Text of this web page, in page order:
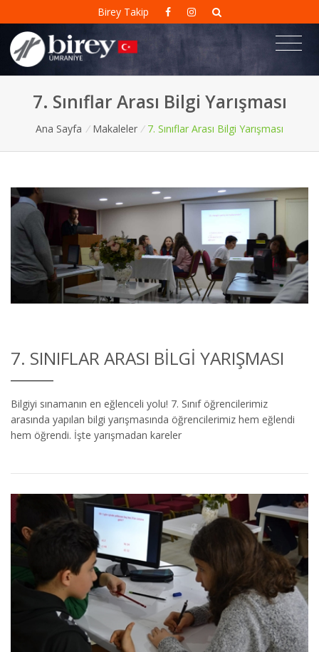
Birey Takip
7. Sınıflar Arası Bilgi Yarışması
Ana Sayfa / Makaleler / 7. Sınıflar Arası Bilgi Yarışması
7. SINIFLAR ARASI BILGI YARIŞMASI
Bilgiyi sınamanın en eğlenceli yolu! 7. Sınıf öğrencilerimiz
arasında yapılan bilgi yarışmasında öğrencilerimiz hem eğlendi
hem öğrendi. İşte yarışmadan kareler